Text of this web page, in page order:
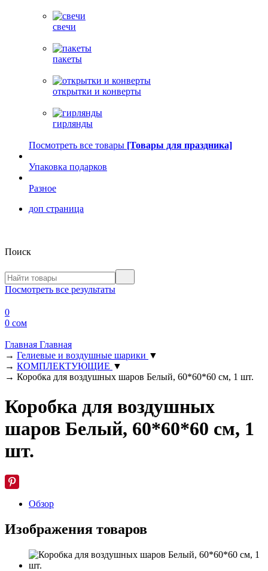
свечи
пакеты
открытки и конверты
гирлянды
Посмотреть все товары [Товары для праздника]
Упаковка подарков
Разное
доп страница
Поиск
Посмотреть все результаты
0
0 сом
Главная Главная
→ Гелиевые и воздушные шарики ▼
→ КОМПЛЕКТУЮЩИЕ ▼
→ Коробка для воздушных шаров Белый, 60*60*60 см, 1 шт.
Коробка для воздушных
шаров Белый, 60*60*60 см, 1
шт.
Обзор
Изображения товаров